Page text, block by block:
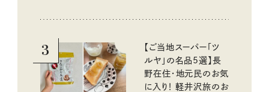
3
【ご当地スーパー「ツ
ルヤ」の名品5選】長
野在住・地元民のお気
に入り！ 軽井沢旅のお